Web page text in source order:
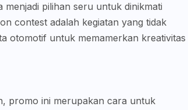
pilihan seru untuk dinikmati
contest adalah kegiatan yang tidak
otomotif untuk memamerkan kreativitas
promo ini merupakan cara untuk